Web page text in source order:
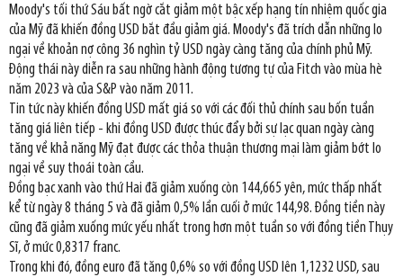
Moody's tối thứ Sáu bất ngờ cắt giảm một bậc xếp hạng tín nhiệm quốc gia
của Mỹ đã khiến đồng USD bắt đầu giảm giá. Moody's đã trích dẫn những lo
ngại về khoản nợ công 36 nghìn tỷ USD ngày càng tăng của chính phủ Mỹ.
Động thái này diễn ra sau những hành động tương tự của Fitch vào mùa hè
năm 2023 và của S&P vào năm 2011.
Tin tức này khiến đồng USD mất giá so với các đối thủ chính sau bốn tuần
tăng giá liên tiếp - khi đồng USD được thúc đẩy bởi sự lạc quan ngày càng
tăng về khả năng Mỹ đạt được các thỏa thuận thương mại làm giảm bớt lo
ngại về suy thoái toàn cầu.
Đồng bạc xanh vào thứ Hai đã giảm xuống còn 144,665 yên, mức thấp nhất
kể từ ngày 8 tháng 5 và đã giảm 0,5% lần cuối ở mức 144,98. Đồng tiền này
cũng đã giảm xuống mức yếu nhất trong hơn một tuần so với đồng tiền Thụy
Sĩ, ở mức 0,8317 franc.
Trong khi đó, đồng euro đã tăng 0,6% so với đồng USD lên 1,1232 USD, sau